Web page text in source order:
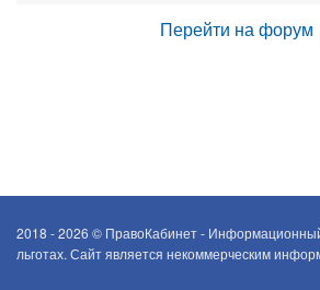
Перейти на форум
2018 - 2026 © ПравоКабинет -
льготах. Сайт является некоммерческим